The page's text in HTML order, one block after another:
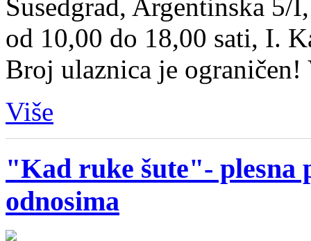
Susedgrad, Argentinska 5/
od 10,00 do 18,00 sati, I.
Broj ulaznica je ograničen!
Više
"Kad ruke šute"- plesna
odnosima